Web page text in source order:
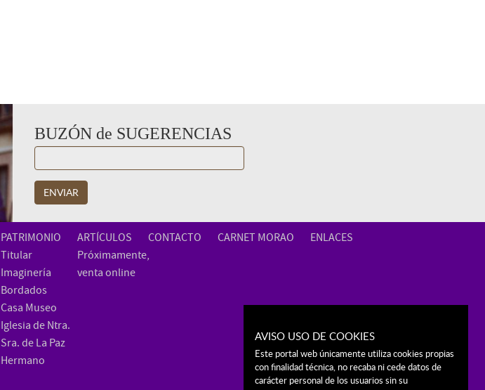
BUZÓN de SUGERENCIAS
ENVIAR
PATRIMONIO
Titular
Imaginería
Bordados
Casa Museo
Iglesia de Ntra.
Sra. de La Paz
Hermano
ARTÍCULOS
Próximamente,
venta online
CONTACTO CARNET MORAO ENLACES
AVISO USO DE COOKIES
Este portal web únicamente utiliza cookies propias
con finalidad técnica, no recaba ni cede datos de
carácter personal de los usuarios sin su